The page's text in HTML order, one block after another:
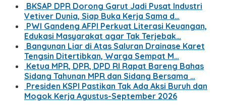
BKSAP DPR Dorong Garut Jadi Pusat Industri
Vetiver Dunia, Siap Buka Kerja Sama d…
PWI Gandeng AFPI Perkuat Literasi Keuangan,
Edukasi Masyarakat agar Tak Terjebak…
Bangunan Liar di Atas Saluran Drainase Karet
Tengsin Ditertibkan, Warga Sempat M…
Ketua MPR, DPR, DPD RI Rapat Bareng Bahas
Sidang Tahunan MPR dan Sidang Bersama …
Presiden KSPI Pastikan Tak Ada Aksi Buruh dan
Mogok Kerja Agustus-September 2026